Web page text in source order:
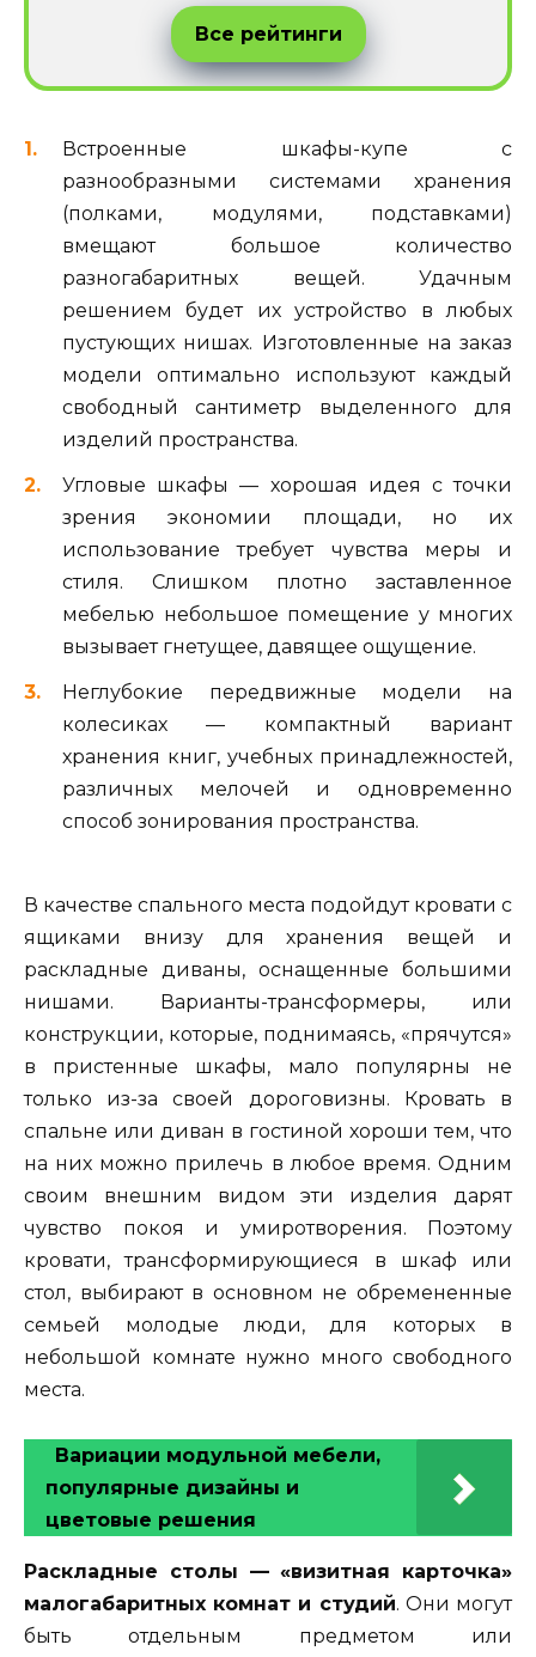
Все рейтинги
Встроенные шкафы-купе с
разнообразными системами хранения
(полками, модулями, подставками)
вмещают большое количество
разногабаритных вещей. Удачным
решением будет их устройство в любых
пустующих нишах. Изготовленные на заказ
модели оптимально используют каждый
свободный сантиметр выделенного для
изделий пространства.
Угловые шкафы — хорошая идея с точки
зрения экономии площади, но их
использование требует чувства меры и
стиля. Слишком плотно заставленное
мебелью небольшое помещение у многих
вызывает гнетущее, давящее ощущение.
Неглубокие передвижные модели на
колесиках — компактный вариант
хранения книг, учебных принадлежностей,
различных мелочей и одновременно
способ зонирования пространства.
В качестве спального места подойдут кровати с
ящиками внизу для хранения вещей и
раскладные диваны, оснащенные большими
нишами. Варианты-трансформеры, или
конструкции, которые, поднимаясь, «прячутся»
в пристенные шкафы, мало популярны не
только из-за своей дороговизны. Кровать в
спальне или диван в гостиной хороши тем, что
на них можно прилечь в любое время. Одним
своим внешним видом эти изделия дарят
чувство покоя и умиротворения. Поэтому
кровати, трансформирующиеся в шкаф или
стол, выбирают в основном не обремененные
семьей молодые люди, для которых в
небольшой комнате нужно много свободного
места.
Вариации модульной мебели,
популярные дизайны и
цветовые решения
Раскладные столы — «визитная карточка»
малогабаритных комнат и студий. Они могут
быть отдельным предметом или